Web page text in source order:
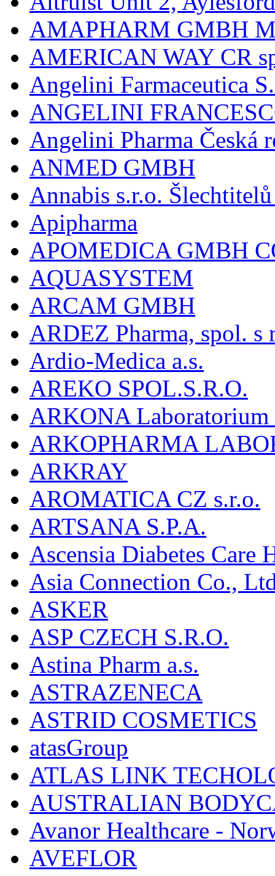
AMAPHARM GMBH
AMERICAN WAY CR
Angelini Farmaceutica
ANGELINI
Angelini Pharma Česká
ANMED GMBH
Annabis s.r.o.
Apipharma
APOMEDICA GMBH
AQUASYSTEM
ARCAM GMBH
ARDEZ Pharma, spol. s
Ardio-Medica a.s.
AREKO SPOL.S.R.O.
ARKONA
ARKOPHARMA
ARKRAY
AROMATICA CZ s.r.o.
ARTSANA S.P.A.
Ascensia Diabetes Care
Asia Connection Co.,
ASKER
ASP CZECH S.R.O.
Astina Pharm a.s.
ASTRAZENECA
ASTRID COSMETICS
atasGroup
ATLAS LINK
AUSTRALIAN
Avanor Healthcare -
AVEFLOR